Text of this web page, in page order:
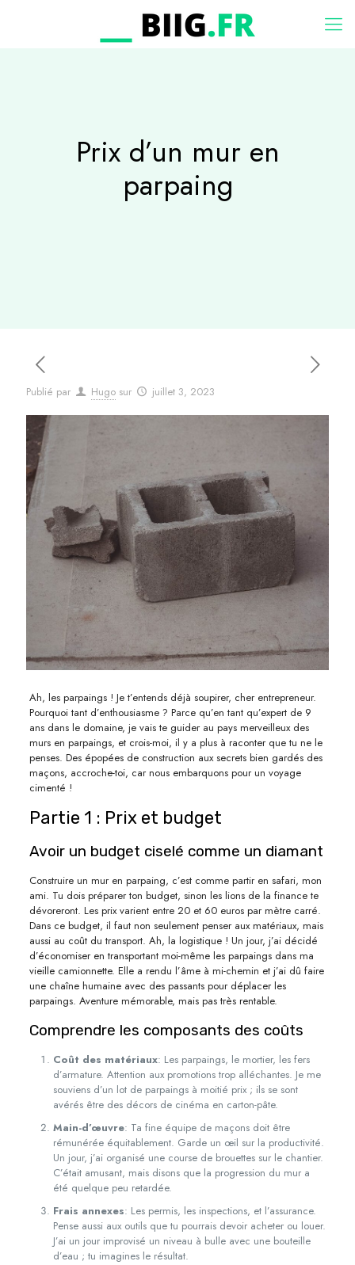
Prix d’un mur en
parpaing
Publié par Hugo sur juillet 3, 2023
Ah, les parpaings ! Je t’entends déjà soupirer, cher entrepreneur.
Pourquoi tant d’enthousiasme ? Parce qu’en tant qu’expert de 9
ans dans le domaine, je vais te guider au pays merveilleux des
murs en parpaings, et crois-moi, il y a plus à raconter que tu ne le
penses. Des épopées de construction aux secrets bien gardés des
maçons, accroche-toi, car nous embarquons pour un voyage
cimenté !
Partie 1 : Prix et budget
Avoir un budget ciselé comme un diamant
Construire un mur en parpaing, c’est comme partir en safari, mon
ami. Tu dois préparer ton budget, sinon les lions de la finance te
dévoreront. Les prix varient entre 20 et 60 euros par mètre carré.
Dans ce budget, il faut non seulement penser aux matériaux, mais
aussi au coût du transport. Ah, la logistique ! Un jour, j’ai décidé
d’économiser en transportant moi-même les parpaings dans ma
vieille camionnette. Elle a rendu l’âme à mi-chemin et j’ai dû faire
une chaîne humaine avec des passants pour déplacer les
parpaings. Aventure mémorable, mais pas très rentable.
Comprendre les composants des coûts
Coût des matériaux: Les parpaings, le mortier, les fers
d’armature. Attention aux promotions trop alléchantes. Je me
souviens d’un lot de parpaings à moitié prix ; ils se sont
avérés être des décors de cinéma en carton-pâte.
Main-d’œuvre: Ta fine équipe de maçons doit être
rémunérée équitablement. Garde un œil sur la productivité.
Un jour, j’ai organisé une course de brouettes sur le chantier.
C’était amusant, mais disons que la progression du mur a
été quelque peu retardée.
Frais annexes: Les permis, les inspections, et l’assurance.
Pense aussi aux outils que tu pourrais devoir acheter ou louer.
J’ai un jour improvisé un niveau à bulle avec une bouteille
d’eau ; tu imagines le résultat.